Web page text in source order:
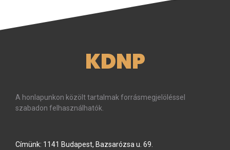
KDNP
A honlapunkon közölt tartalmak forrásmegjelöléssel
szabadon felhasználhatók.
Címünk: 1141 Budapest, Bazsarózsa u. 69.